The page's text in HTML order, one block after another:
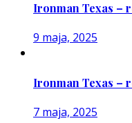
Ironman Texas –
9 maja, 2025
Ironman Texas –
7 maja, 2025